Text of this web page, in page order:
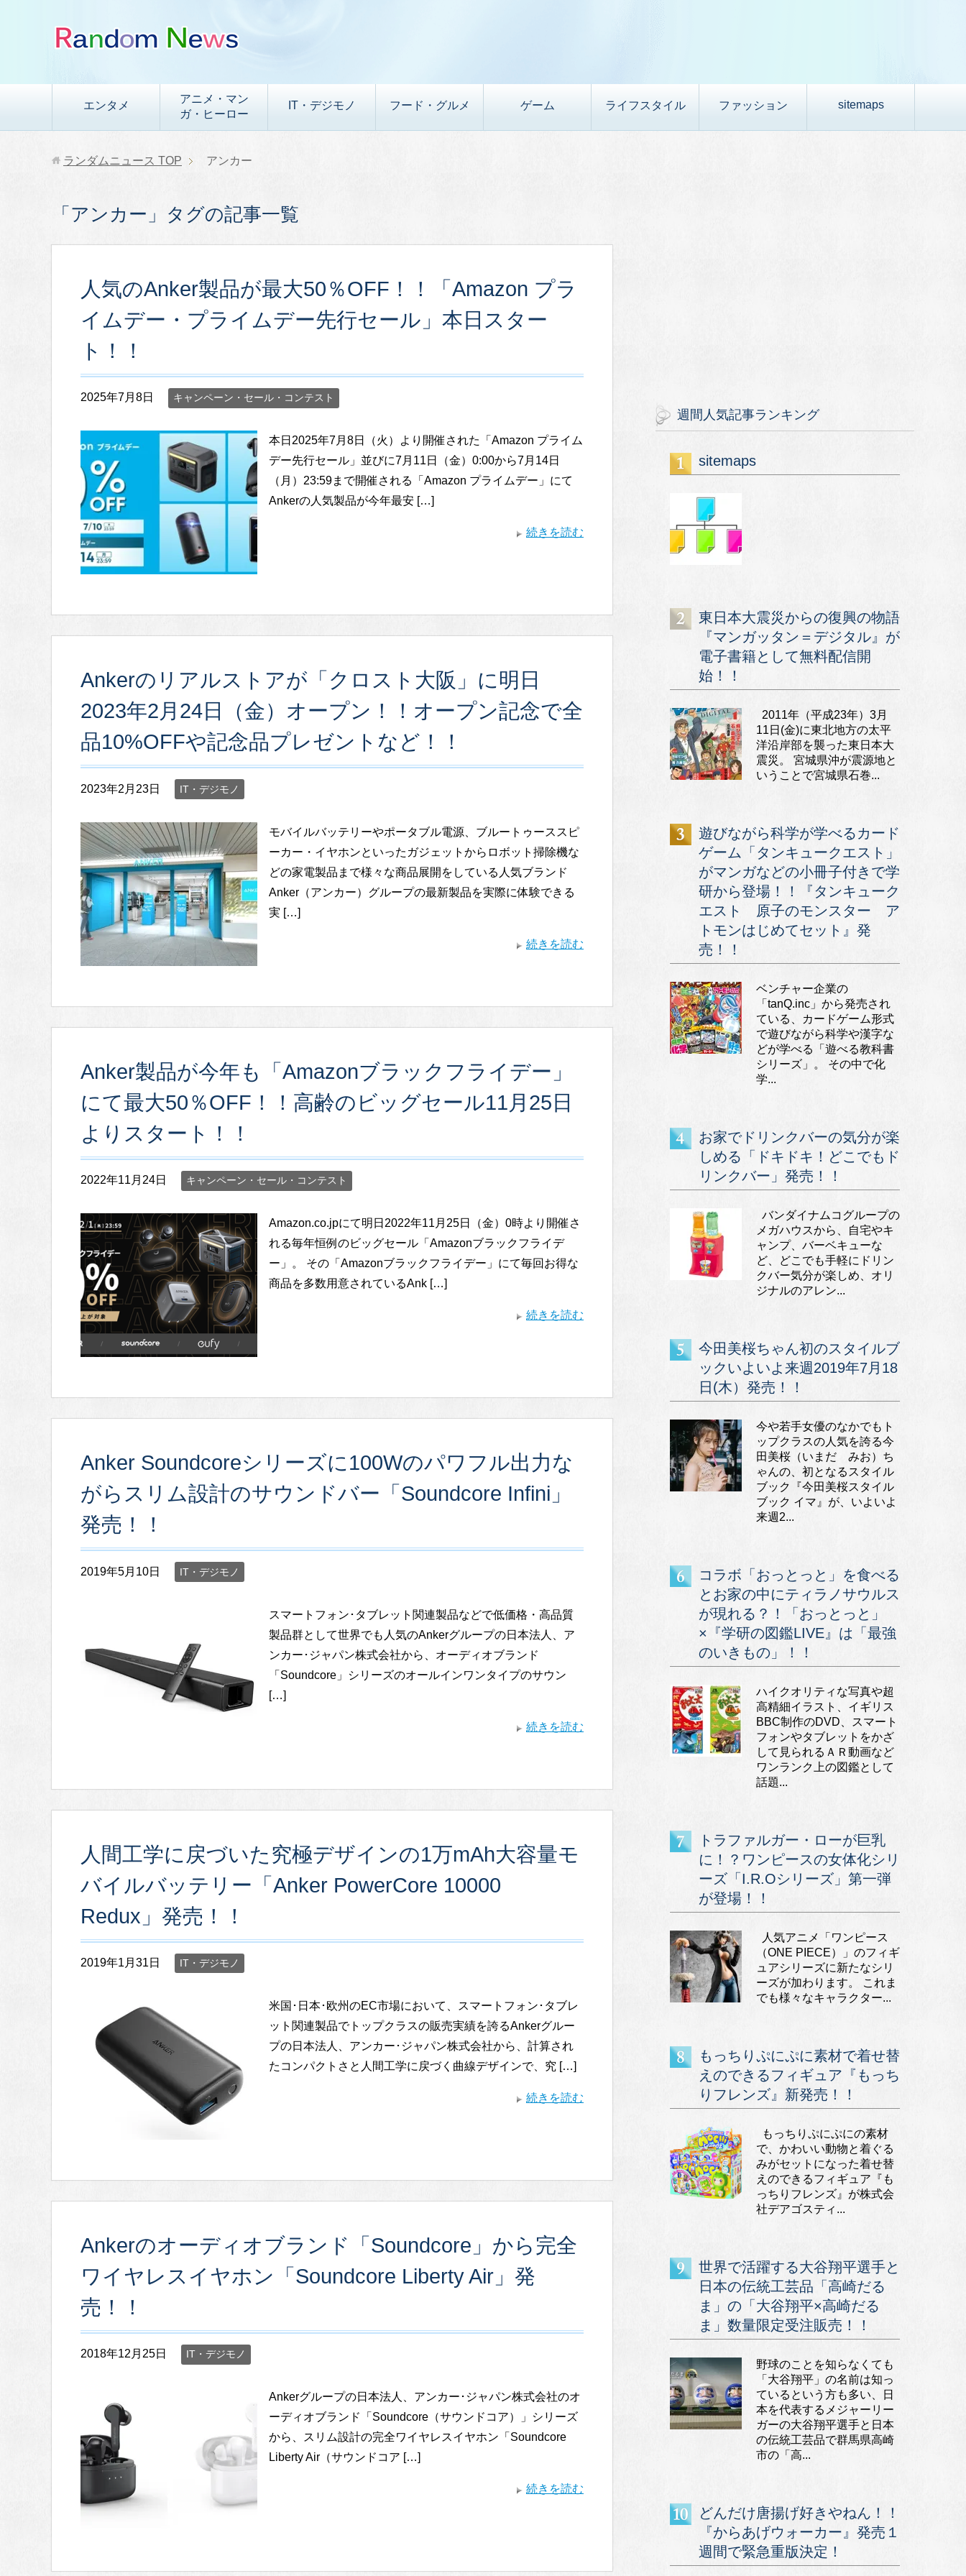
エンタメ
アニメ・マン
ガ・ヒーロー
IT・デジモノ フード・グルメ ゲーム ライフスタイル ファッション sitemaps
ランダムニュース TOP アンカー
「アンカー」タグの記事一覧
人気のAnker製品が最大50％OFF！！「Amazon プラ
イムデー・プライムデー先行セール」本日スター
ト！！
2025年7月8日 キャンペーン・セール・コンテスト
本日2025年7月8日（火）より開催された「Amazon プライム
デー先行セール」並びに7月11日（金）0:00から7月14日
（月）23:59まで開催される「Amazon プライムデー」にて
Ankerの人気製品が今年最安 […]
続きを読む
Ankerのリアルストアが「クロスト大阪」に明日
2023年2月24日（金）オープン！！オープン記念で全
品10%OFFや記念品プレゼントなど！！
2023年2月23日 IT・デジモノ
モバイルバッテリーやポータブル電源、ブルートゥーススピ
ーカー・イヤホンといったガジェットからロボット掃除機な
どの家電製品まで様々な商品展開をしている人気ブランド
Anker（アンカー）グループの最新製品を実際に体験できる
実 […]
続きを読む
Anker製品が今年も「Amazonブラックフライデー」
にて最大50％OFF！！高齢のビッグセール11月25日
よりスタート！！
2022年11月24日 キャンペーン・セール・コンテスト
Amazon.co.jpにて明日2022年11月25日（金）0時より開催さ
れる毎年恒例のビッグセール「Amazonブラックフライデ
ー」。 その「Amazonブラックフライデー」にて毎回お得な
商品を多数用意されているAnk […]
続きを読む
Anker Soundcoreシリーズに100Wのパワフル出力な
がらスリム設計のサウンドバー「Soundcore Infini」
発売！！
2019年5月10日 IT・デジモノ
スマートフォン･タブレット関連製品などで低価格・高品質
製品群として世界でも人気のAnkerグループの日本法人、ア
ンカー･ジャパン株式会社から、オーディオブランド
「Soundcore」シリーズのオールインワンタイプのサウン
[…]
続きを読む
人間工学に戻づいた究極デザインの1万mAh大容量モ
バイルバッテリー「Anker PowerCore 10000
Redux」発売！！
2019年1月31日 IT・デジモノ
米国･日本･欧州のEC市場において、スマートフォン･タブレ
ット関連製品でトップクラスの販売実績を誇るAnkerグルー
プの日本法人、アンカー･ジャパン株式会社から、計算され
たコンパクトさと人間工学に戻づく曲線デザインで、究 […]
続きを読む
Ankerのオーディオブランド「Soundcore」から完全
ワイヤレスイヤホン「Soundcore Liberty Air」発
売！！
2018年12月25日 IT・デジモノ
Ankerグループの日本法人、アンカー･ジャパン株式会社のオ
ーディオブランド「Soundcore（サウンドコア）」シリーズ
から、スリム設計の完全ワイヤレスイヤホン「Soundcore
Liberty Air（サウンドコア […]
続きを読む
週間人気記事ランキング
sitemaps
東日本大震災からの復興の物語
『マンガッタン＝デジタル』が
電子書籍として無料配信開
始！！
2011年（平成23年）3月
11日(金)に東北地方の太平
洋沿岸部を襲った東日本大
震災。 宮城県沖が震源地と
いうことで宮城県石巻...
遊びながら科学が学べるカード
ゲーム「タンキュークエスト」
がマンガなどの小冊子付きで学
研から登場！！『タンキューク
エスト 原子のモンスター ア
トモンはじめてセット』発
売！！
ベンチャー企業の
「tanQ.inc」から発売され
ている、カードゲーム形式
で遊びながら科学や漢字な
どが学べる「遊べる教科書
シリーズ」。 その中で化
学...
お家でドリンクバーの気分が楽
しめる「ドキドキ！どこでもド
リンクバー」発売！！
バンダイナムコグループの
メガハウスから、自宅やキ
ャンプ、バーベキューな
ど、どこでも手軽にドリン
クバー気分が楽しめ、オリ
ジナルのアレン...
今田美桜ちゃん初のスタイルブ
ックいよいよ来週2019年7月18
日(木）発売！！
今や若手女優のなかでもト
ップクラスの人気を誇る今
田美桜（いまだ みお）ち
ゃんの、初となるスタイル
ブック『今田美桜スタイル
ブック イマ』が、いよいよ
来週2...
コラボ「おっとっと」を食べる
とお家の中にティラノサウルス
が現れる？！「おっとっと」
×『学研の図鑑LIVE』は「最強
のいきもの」！！
ハイクオリティな写真や超
高精細イラスト、イギリス
BBC制作のDVD、スマート
フォンやタブレットをかざ
して見られるＡＲ動画など
ワンランク上の図鑑として
話題...
トラファルガー・ローが巨乳
に！？ワンピースの女体化シリ
ーズ「I.R.Oシリーズ」第一弾
が登場！！
人気アニメ「ワンピース
（ONE PIECE）」のフィギ
ュアシリーズに新たなシリ
ーズが加わります。 これま
でも様々なキャラクター...
もっちりぷにぷに素材で着せ替
えのできるフィギュア『もっち
りフレンズ』新発売！！
もっちりぷにぷにの素材
で、かわいい動物と着ぐる
みがセットになった着せ替
えのできるフィギュア『も
っちりフレンズ』が株式会
社デアゴスティ...
世界で活躍する大谷翔平選手と
日本の伝統工芸品「高崎だる
ま」の「大谷翔平×高崎だる
ま」数量限定受注販売！！
野球のことを知らなくても
「大谷翔平」の名前は知っ
ているという方も多い、日
本を代表するメジャーリー
ガーの大谷翔平選手と日本
の伝統工芸品で群馬県高崎
市の「高...
どんだけ唐揚げ好きやねん！！
『からあげウォーカー』発売１
週間で緊急重版決定！